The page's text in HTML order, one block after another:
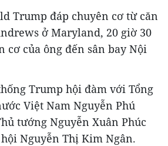
Trump đáp chuyên cơ từ căn
ở Maryland, 20 giờ 30
cơ của ông đến sân bay Nội
Trump hội đàm với Tổng
Việt Nam Nguyễn Phú
tướng Nguyễn Xuân Phúc
Nguyễn Thị Kim Ngân.